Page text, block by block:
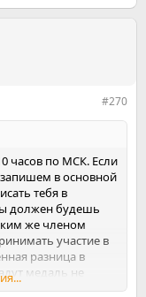
#270
часов по МСК. Если
в основной
тебя в
должен будешь
же членом
участие в
разница в
медаль не
твой ответ.